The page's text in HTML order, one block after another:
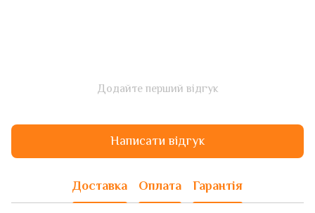
Додайте перший відгук
Написати відгук
Доставка Оплата Гарантія